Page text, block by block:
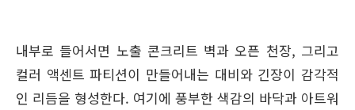
내부로 들어서면 노출 콘크리트 벽과 오픈 천장, 그리고
컬러 액센트 파티션이 만들어내는 대비와 긴장이 감각적
인 리듬을 형성한다. 여기에 풍부한 색감의 바닥과 아트워